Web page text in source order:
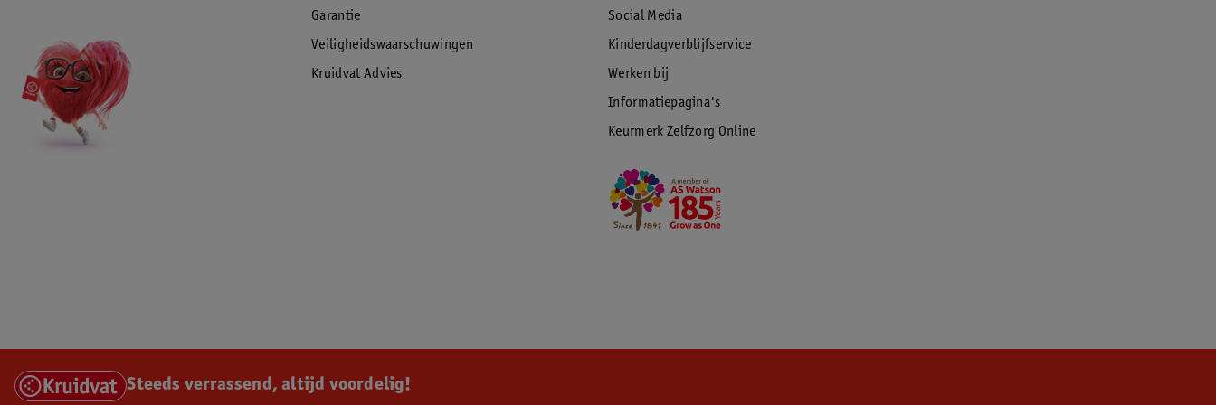
Garantie
Veiligheidswaarschuwingen
Kruidvat Advies
Social Media
Kinderdagverblijfservice
Werken bij
Informatiepagina's
Keurmerk Zelfzorg Online
Steeds verrassend, altijd voordelig!